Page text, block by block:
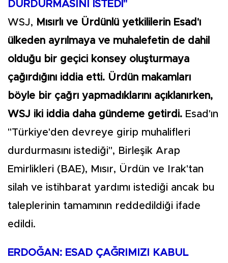
DURDURMASINI İSTEDİ"
WSJ, Mısırlı ve Ürdünlü yetkililerin Esad'ı
ülkeden ayrılmaya ve muhalefetin de dahil
olduğu bir geçici konsey oluşturmaya
çağırdığını iddia etti. Ürdün makamları
böyle bir çağrı yapmadıklarını açıklanırken,
WSJ iki iddia daha gündeme getirdi. Esad'ın
"Türkiye'den devreye girip muhalifleri
durdurmasını istediği", Birleşik Arap
Emirlikleri (BAE), Mısır, Ürdün ve Irak'tan
silah ve istihbarat yardımı istediği ancak bu
taleplerinin tamamının reddedildiği ifade
edildi.
ERDOĞAN: ESAD ÇAĞRIMIZI KABUL